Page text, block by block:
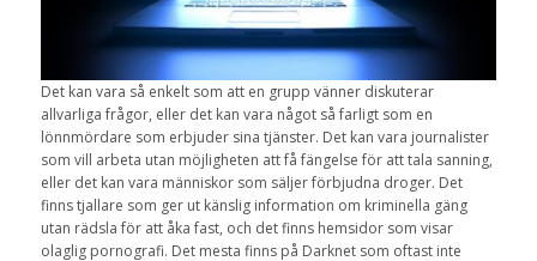
Det kan vara så enkelt som att en grupp vänner diskuterar
allvarliga frågor, eller det kan vara något så farligt som en
lönnmördare som erbjuder sina tjänster. Det kan vara journalister
som vill arbeta utan möjligheten att få fängelse för att tala sanning,
eller det kan vara människor som säljerförbjudna droger. Det
finns tjallare som ger utkänslig information om kriminella gäng
utan rädsla för att åka fast, och det finns hemsidor som visar
olaglig pornografi. Det mesta finns på Darknet som oftast inte